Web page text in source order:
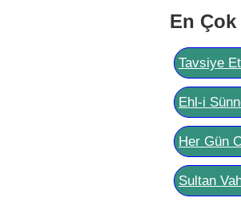
En Çok
Tavsiye
Ehl-i
Her Gün
Sultan